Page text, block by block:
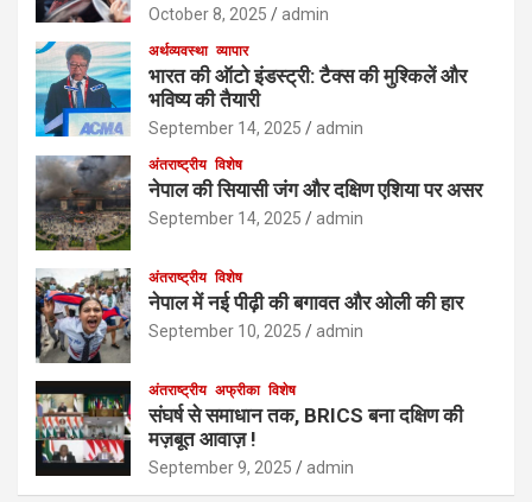
October 8, 2025 admin
अर्थव्यवस्था व्यापार
भारत की ऑटो इंडस्ट्री: टैक्स की मुश्किलें और
भविष्य की तैयारी
September 14, 2025 admin
अंतराष्ट्रीय विशेष
नेपाल की सियासी जंग और दक्षिण एशिया पर असर
September 14, 2025 admin
अंतराष्ट्रीय विशेष
नेपाल में नई पीढ़ी की बगावत और ओली की हार
September 10, 2025 admin
अंतराष्ट्रीय अफ्रीका विशेष
संघर्ष से समाधान तक, BRICS बना दक्षिण की
मज़बूत आवाज़ !
September 9, 2025 admin